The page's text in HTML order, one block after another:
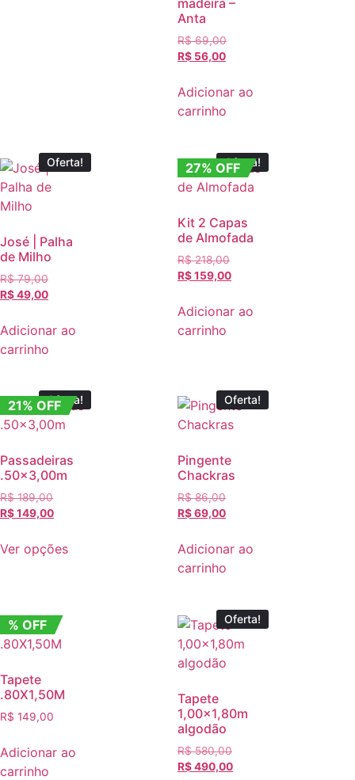
madeira –
Anta
R$69,00
R$ 56,00
Adicionar ao
carrinho
Oferta!
José | Palha
de Milho
R$79,00
R$49,00
Adicionar ao
carrinho
Oferta!
27% OFF
Kit 2 Capas
de Almofada
R$218,00
R$159,00
Adicionar ao
carrinho
Oferta!
21% OFF
Passadeiras
.50×3,00m
R$189,00
R$149,00
Ver opções
Oferta!
Pingente
Chackras
R$86,00
R$69,00
Adicionar ao
carrinho
% OFF
Tapete
.80X1,50M
R$ 149,00
Adicionar ao
carrinho
Oferta!
Tapete
1,00×1,80m
algodão
R$580,00
R$490,00